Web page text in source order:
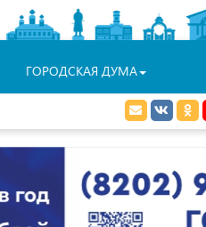
ГОРОДСКАЯ ДУМА